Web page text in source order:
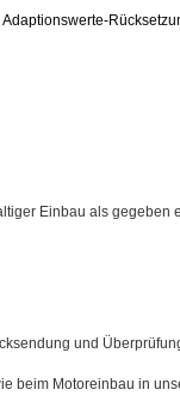
Einbau als gegeben
und
beim Motoreinbau in